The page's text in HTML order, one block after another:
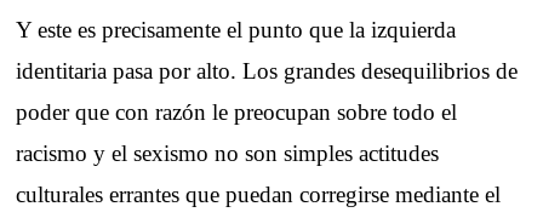
Y este es precisamente el punto que la izquierda
identitaria pasa por alto. Los grandes desequilibrios de
poder que con razón le preocupan sobre todo el
racismo y el sexismo no son simples actitudes
culturales errantes que puedan corregirse mediante el